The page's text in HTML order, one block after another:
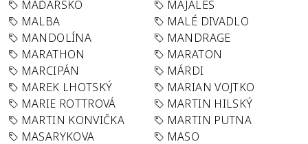
MAĎARSKO
MAJÁLES
MALBA
MALÉ DIVADLO
MANDOLÍNA
MANDRAGE
MARATHON
MARATON
MARCIPÁN
MÁRDI
MAREK LHOTSKÝ
MARIAN VOJTKO
MARIE ROTTROVÁ
MARTIN HILSKÝ
MARTIN KONVIČKA
MARTIN PUTNA
MASARYKOVA
MASO